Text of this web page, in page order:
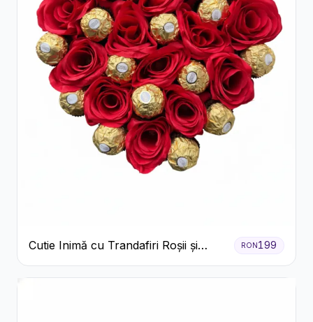
Cutie Inimă cu Trandafiri Roșii și
Ferrero Rocher
RON199